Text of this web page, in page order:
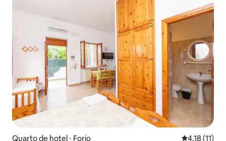
Quarto de hotel ⋅ Forio 4,18 de uma
4,18 (11)